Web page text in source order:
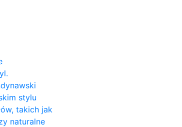
stylu
takich jak
naturalne